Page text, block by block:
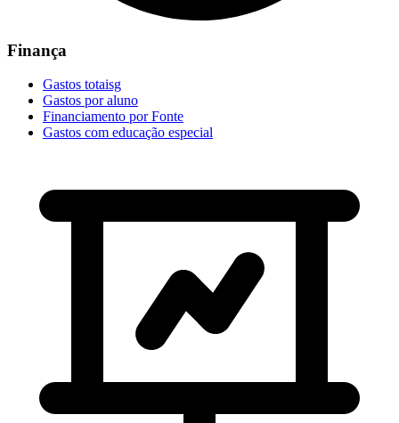
Finança
Gastos totaisg
Gastos por aluno
Financiamento por Fonte
Gastos com educação especial